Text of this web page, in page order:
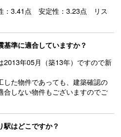
：3.41点 安定性：3.23点 リス
基準に適合していますか？
2013年05月（築13年）ですので新
た物件であっても、建築確認の
合しない物件もございますのでご
駅はどこですか？